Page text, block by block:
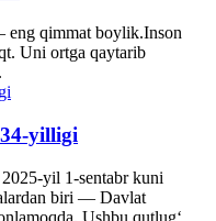
eng qimmat boylik.Inson
Uni ortga qaytarib
yilligi
yil 1-sentabr kuni
biri — Davlat
Ushbu qutlug‘